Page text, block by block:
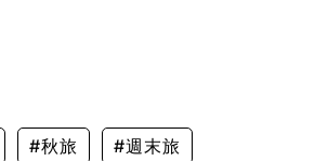
#秋旅 #週末旅